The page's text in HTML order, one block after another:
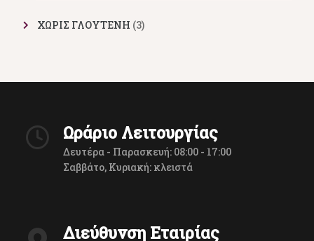
ΧΩΡΙΣ ΓΛΟΥΤΕΝΗ (3)
Ωράριο Λειτουργίας
Δευτέρα - Παρασκευή: 08:00 - 17:00
Σαββάτο, Κυριακή: κλειστά
Διεύθυνση Εταιρίας